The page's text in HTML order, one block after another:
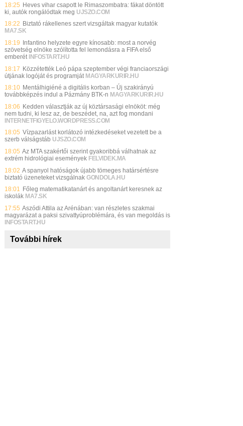
18:25 Heves vihar csapott le Rimaszombatra: fákat döntött
ki, autók rongálódtak meg UJSZO.COM
18:22 Biztató rákellenes szert vizsgáltak magyar kutatók
MA7.SK
18:19
Infantino helyzete egyre kínosabb: most a norvég
szövetség elnöke szólította fel lemondásra a FIFA első
emberét INFOSTART.HU
18:17 Közzétették Leó pápa szeptember végi franciaországi
útjának logóját és programját MAGYARKURIR.HU
18:10 Mentálhigiéné a digitális korban – Új szakirányú
továbbképzés indul a Pázmány BTK-n MAGYARKURIR.HU
18:06 Kedden választják az új köztársasági elnököt: még
nem tudni, ki lesz az, de beszédet, na, azt fog mondani
INTERNETFIGYELO.WORDPRESS.COM
18:05 Vízpazarlást korlátozó intézkedéseket vezetett be a
szerb válságstáb UJSZO.COM
18:05 Az MTA szakértői szerint gyakoribbá válhatnak az
extrém hidrológiai események FELVIDEK.MA
18:02 A spanyol hatóságok újabb tömeges határsértésre
biztató üzeneteket vizsgálnak GONDOLA.HU
18:01 Főleg matematikatanárt és angoltanárt keresnek az
iskolák MA7.SK
17:55 Aszódi Attila az Arénában: van részletes szakmai
magyarázat a paksi szivattyúproblémára, és van megoldás is
INFOSTART.HU
További hírek